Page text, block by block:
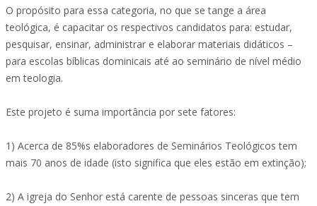
O propósito para essa categoria, no que se tange a área
teológica, é capacitar os respectivos candidatos para: estudar,
pesquisar, ensinar, administrar e elaborar materiais didáticos –
para escolas bíblicas dominicais até ao seminário de nível médio
em teologia.
Este projeto é suma importância por sete fatores:
1) Acerca de 85%s elaboradores de Seminários Teológicos tem
mais 70 anos de idade (isto significa que eles estão em extinção);
2) A igreja do Senhor está carente de pessoas sinceras que tem